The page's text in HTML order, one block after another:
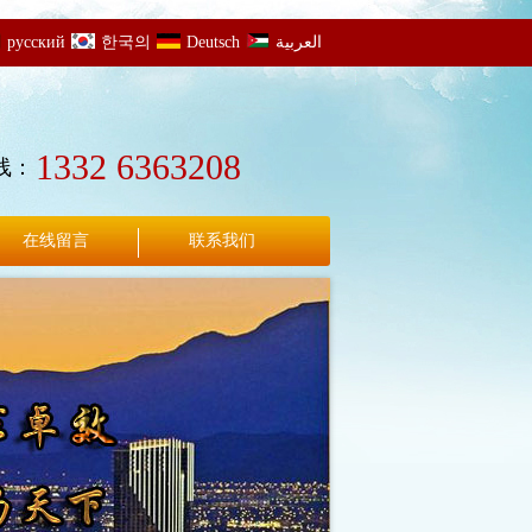
العربية Deutsch
한국의
русский
1332 6363208
：
在线留言 联系我们